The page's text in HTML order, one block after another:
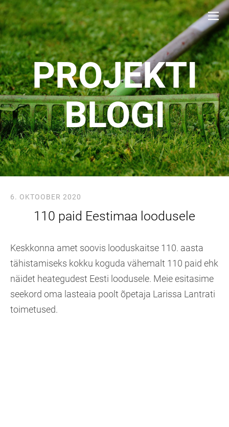
PROJEKTI
BLOGI
6. OKTOOBER 2020
110 paid Eestimaa loodusele
Keskkonna amet soovis looduskaitse 110. aasta
tähistamiseks kokku koguda vähemalt 110 paid ehk
näidet heategudest Eesti loodusele. Meie esitasime
seekord oma lasteaia poolt õpetaja Larissa Lantrati
toimetused.